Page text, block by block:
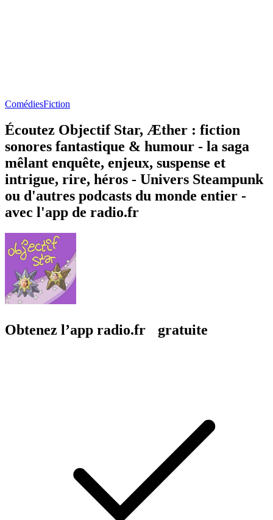
ComédiesFiction
Écoutez Objectif Star, Æther : fiction
sonores fantastique & humour - la saga
mêlant enquête, enjeux, suspense et
intrigue, rire, héros - Univers Steampunk
ou d'autres podcasts du monde entier -
avec l'app de radio.fr
Obtenez l’app radio.fr gratuite